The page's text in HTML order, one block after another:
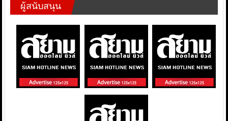
ผู้สนับสนุน